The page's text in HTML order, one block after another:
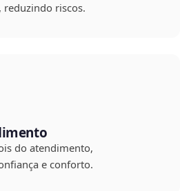
reduzindo riscos.
do atendimento,
e conforto.